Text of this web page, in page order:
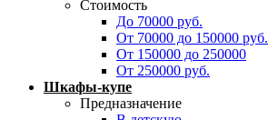
Стоимость
До 70000 руб.
От 70000 до 150000 руб.
От 150000 до 250000
От 250000 руб.
Шкафы-купе
Предназначение